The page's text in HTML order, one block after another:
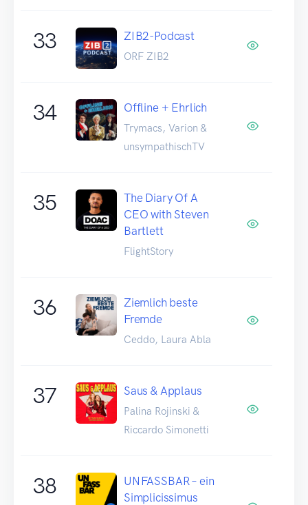
33 ZIB2-Podcast
ORF ZIB2
34 Offline + Ehrlich
Trymacs, Varion &
unsympathischTV
35
The Diary Of A
CEO with Steven
Bartlett
FlightStory
36
Ziemlich beste
Fremde
Ceddo, Laura Abla
37 Saus & Applaus
Palina Rojinski &
Riccardo Simonetti
38
UNFASSBAR – ein
Simplicissimus